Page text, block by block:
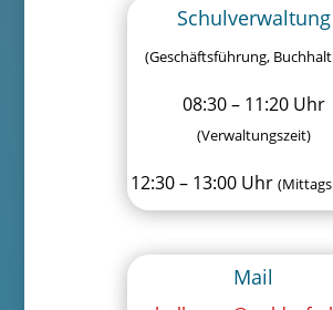
Schulverwaltung
(Geschäftsführung,
08:30 – 11:20 Uhr
(Verwaltungszeit)
12:30 – 13:00 Uhr
Mail